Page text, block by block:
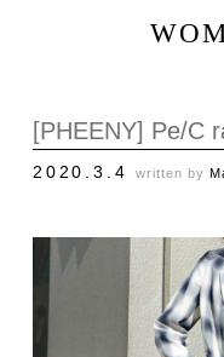
[PHEENY] Pe/C
2020.3.4written by